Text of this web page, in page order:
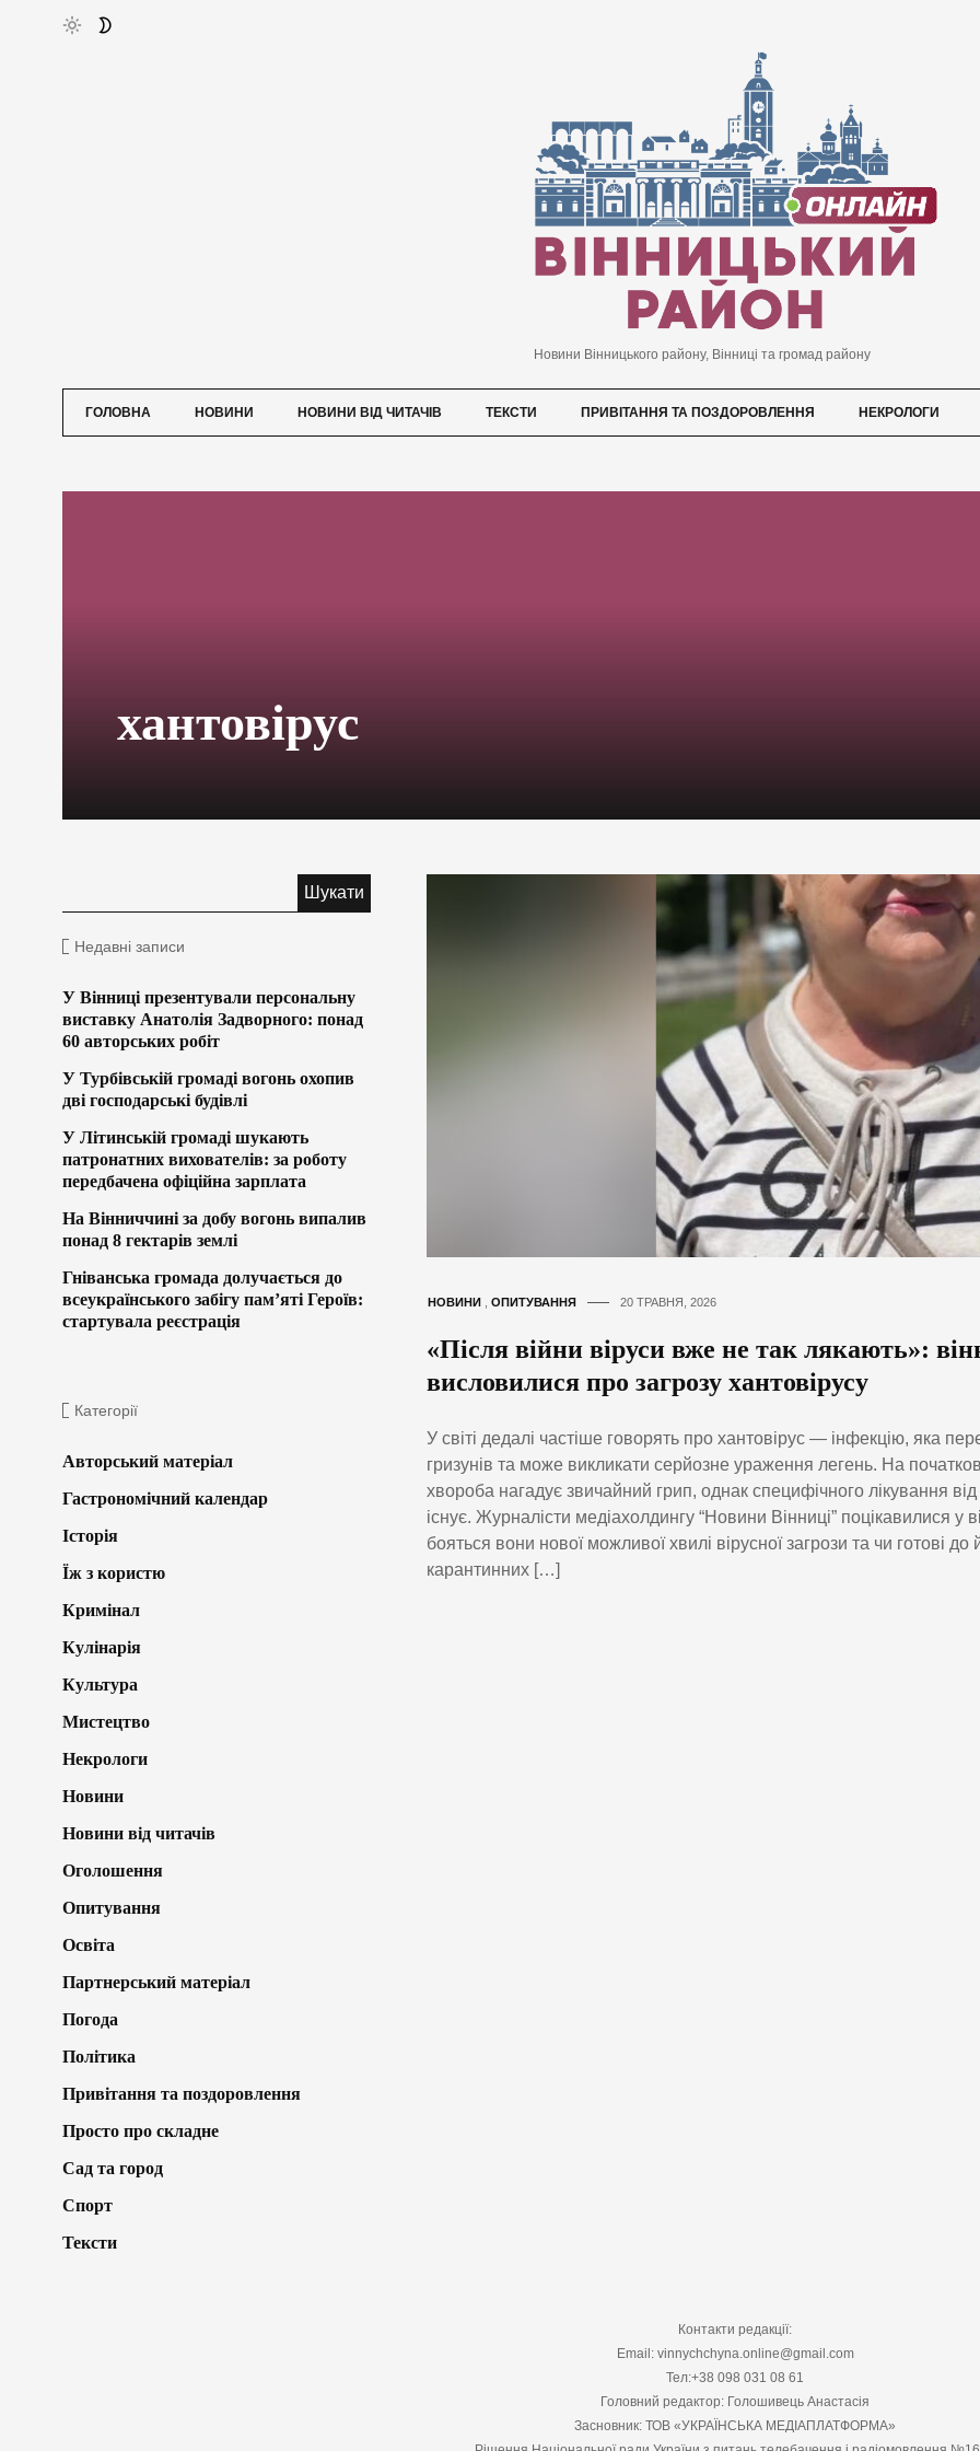
Новини Вінницького району, Вінниці та громад району
ГОЛОВНА НОВИНИ НОВИНИ ВІД ЧИТАЧІВ ТЕКСТИ ПРИВІТАННЯ ТА ПОЗДОРОВЛЕННЯ НЕКРОЛОГИ
хантовірус
НОВИНИ, ОПИТУВАННЯ 20 ТРАВНЯ, 2026
«Після війни віруси вже не так лякають»:
висловилися про загрозу хантовірусу
У світі дедалі частіше говорять про хантовірус — інфекцію, яка
гризунів та може викликати серйозне ураження легень. На
хвороба нагадує звичайний грип, однак специфічного лікування від
існує. Журналісти медіахолдингу “Новини Вінниці” поцікавилися у
бояться вони нової можливої хвилі вірусної загрози та чи готові до
карантинних […]
Недавні записи
У Вінниці презентували персональну
виставку Анатолія Задворного: понад
60 авторських робіт
У Турбівській громаді вогонь охопив
дві господарські будівлі
У Літинській громаді шукають
патронатних вихователів: за роботу
передбачена офіційна зарплата
На Вінниччині за добу вогонь випалив
понад 8 гектарів землі
Гніванська громада долучається до
всеукраїнського забігу пам’яті Героїв:
стартувала реєстрація
Категорії
Авторський матеріал
Гастрономічний календар
Історія
Їж з користю
Кримінал
Кулінарія
Культура
Мистецтво
Некрологи
Новини
Новини від читачів
Оголошення
Опитування
Освіта
Партнерський матеріал
Погода
Політика
Привітання та поздоровлення
Просто про складне
Сад та город
Спорт
Тексти
Контакти редакції:
Email: vinnychchyna.online@gmail.com
Тел:+38 098 031 08 61
Головний редактор: Голошивець Анастасія
Засновник: ТОВ «УКРАЇНСЬКА МЕДІАПЛАТФОРМА»